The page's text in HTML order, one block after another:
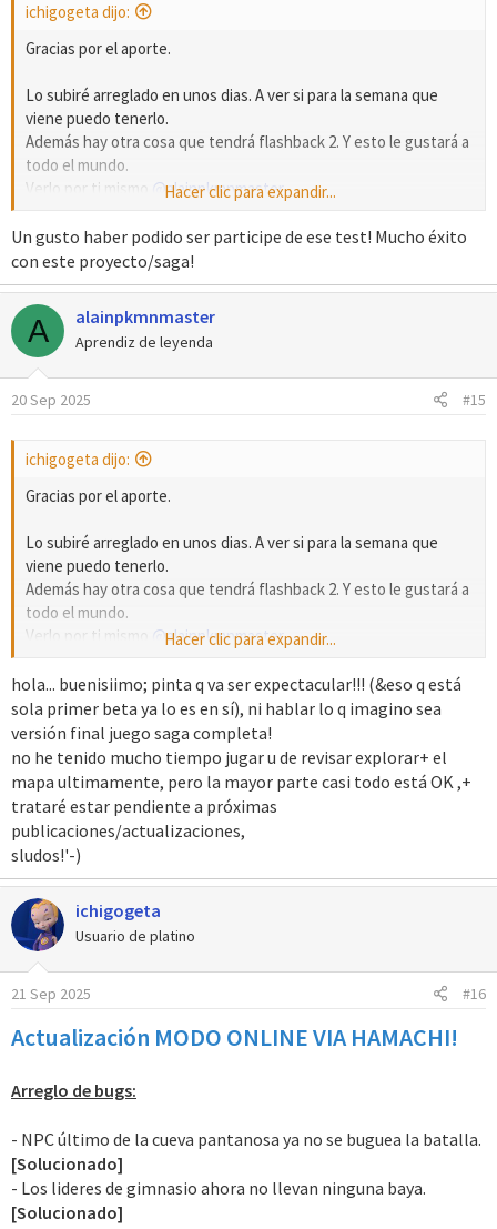
:
ichigogeta dijo:
Gracias por el aporte.
Lo subiré arreglado en unos dias. A ver si para la semana que
viene puedo tenerlo.
Además hay otra cosa que tendrá flashback 2. Y esto le gustará a
todo el mundo.
Verlo por ti mismo
@alainpkmnmaster.
Ver el archivo adjunto 19595
Hacer clic para expandir...
Un gusto haber podido ser participe de ese test! Mucho éxito
con este proyecto/saga!
A alainpkmnmaster
Aprendiz de leyenda
20 Sep 2025 #15
ichigogeta dijo:
Gracias por el aporte.
Lo subiré arreglado en unos dias. A ver si para la semana que
viene puedo tenerlo.
Además hay otra cosa que tendrá flashback 2. Y esto le gustará a
todo el mundo.
Verlo por ti mismo
@alainpkmnmaster.
Ver el archivo adjunto 19595
Hacer clic para expandir...
hola... buenisiimo; pinta q va ser expectacular!!! (&eso q está
sola primer beta ya lo es en sí), ni hablar lo q imagino sea
versión final juego saga completa!
no he tenido mucho tiempo jugar u de revisar explorar+ el
mapa ultimamente, pero la mayor parte casi todo está OK ,+
trataré estar pendiente a próximas
publicaciones/actualizaciones,
sludos!'-)
ichigogeta
Usuario de platino
21 Sep 2025 #16
Actualización MODO ONLINE VIA HAMACHI!
Arreglo de bugs:
- NPC último de la cueva pantanosa ya no se buguea la batalla.
[Solucionado]
- Los lideres de gimnasio ahora no llevan ninguna baya.
[Solucionado]